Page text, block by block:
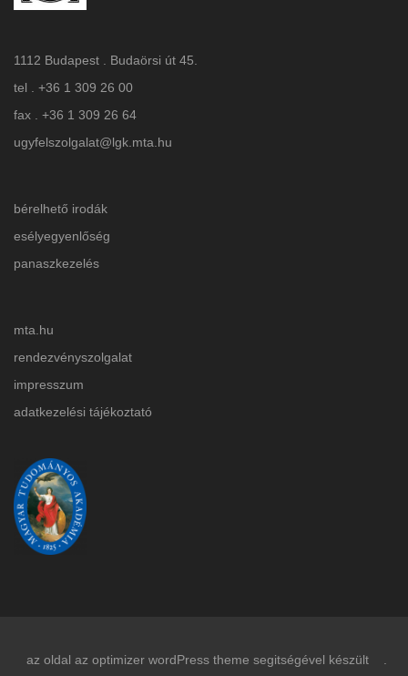
1112 Budapest . Budaörsi út 45.
tel . +36 1 309 26 00
fax . +36 1 309 26 64
ugyfelszolgalat@lgk.mta.hu
bérelhető irodák
esélyegyenlőség
panaszkezelés
mta.hu
rendezvényszolgalat
impresszum
adatkezelési tájékoztató
az oldal az optimizer wordPress theme segitségével készült .